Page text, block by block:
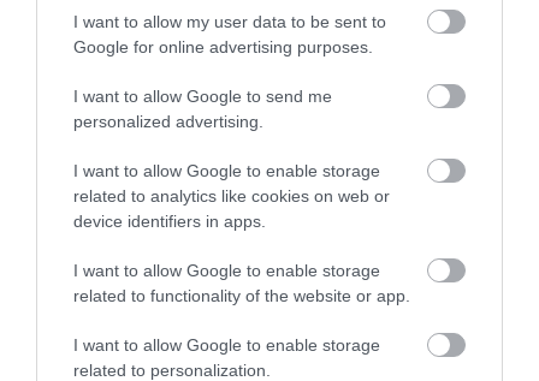
I want to allow my user data to be sent to
Google for online advertising purposes.
I want to allow Google to send me
personalized advertising.
I want to allow Google to enable storage
related to analytics like cookies on web or
device identifiers in apps.
I want to allow Google to enable storage
related to functionality of the website or app.
I want to allow Google to enable storage
related to personalization.
13.05.2021 | 15:08
Αποκάλυψη Ζέρβα στο evima. gr: Τις
τελευταίες ημέρες υπάρχουν διάσπαρτα